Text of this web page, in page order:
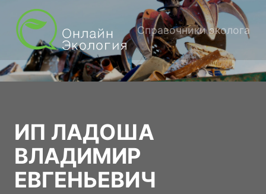
Справочники эколога
ИП ЛАДОША
ВЛАДИМИР
ЕВГЕНЬЕВИЧ